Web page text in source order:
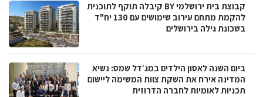
קבוצת בית ירושלמי BY קיבלה תוקף לתוכנית
להקמת מתחם עירוב שימושים עם 130 יח"ד
בשכונת גילה בירושלים
ביום השנה לאסון הילדים במג׳דל שמס: נשיא
המדינה אירח את השקת צוות המשימה ליישום
תכניות לאומיות לחברה הדרוזית